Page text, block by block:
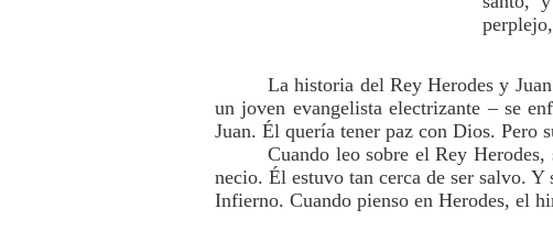
La historia del Rey Herodes y
un joven evangelista electrizante – se
Juan. Él quería tener paz con Dios. Pero
Cuando leo sobre el Rey
necio. Él estuvo tan cerca de ser salvo.
Infierno. Cuando pienso en Herodes, el